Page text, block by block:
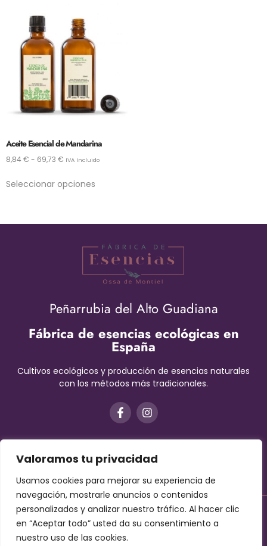
Valoramos tu privacidad
Usamos cookies para mejorar su experiencia de
navegación, mostrarle anuncios o contenidos
personalizados y analizar nuestro tráfico. Al hacer clic
en “Aceptar todo” usted da su consentimiento a
nuestro uso de las cookies.
Aceite Esencial de Mandarina
8,84 € - 69,73 € IVA Incluido
Seleccionar opciones
Peñarrubia del Alto Guadiana
Fábrica de esencias ecológicas en
España
Cultivos ecológicos y producción de esencias naturales
con los métodos más tradicionales.
Aviso Legal Términos y condiciones
–Cookies